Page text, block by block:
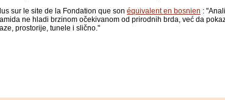
sur le site de la Fondation que son équivalent en bosnien :
ne hladi brzinom očekivanom od prirodnih brda, već da
prostorije, tunele i slično."